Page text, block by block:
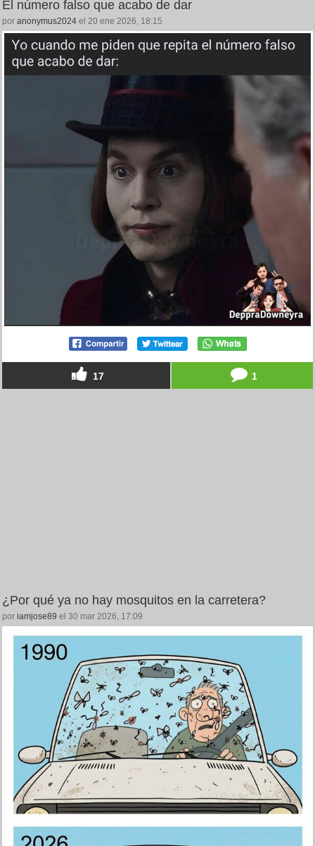
El número falso que acabo de dar
por anonymus2024 el 20 ene 2026, 18:15
17 1
¿Por qué ya no hay mosquitos en la carretera?
por iamjose89 el 30 mar 2026, 17:09